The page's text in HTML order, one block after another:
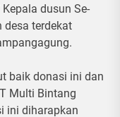
dusun Se-
desa terdekat
baik donasi ini dan
Multi Bintang
ini diharapkan